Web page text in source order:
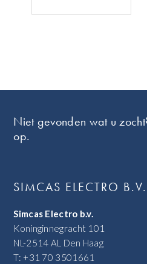
Niet gevonden wat u
op.
SIMCAS ELECTRO B.V.
Simcas Electro b.v.
Koninginnegracht 101
NL-2514 AL Den Haag
T: +31 70 3501661